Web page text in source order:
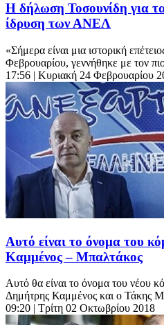
Η δήλωση Τοσουνίδη για
ίδρυση των ΑΝΕΛ
«Σήμερα είναι μια ιστορική
Φεβρουαρίου, γεννήθηκε με τον
17:56 | Κυριακή 24 Φεβρουαρίου
Αυτό είναι το όνομα του
Καμμένος – Μπαλτάκος
Αυτό θα είναι το όνομα του νέου
Δημήτρης Καμμένος και ο Τάκης
09:20 | Τρίτη 02 Οκτωβρίου 2018